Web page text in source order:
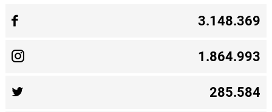
3.148.369
1.864.993
285.584